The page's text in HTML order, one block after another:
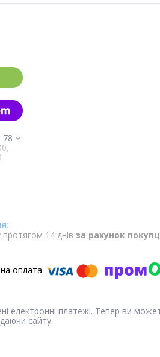
78
14 днів за рахунок
електронні платежі. Тепер ви
сайту.